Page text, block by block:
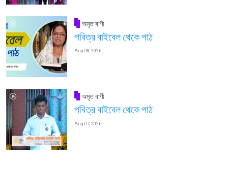
অমৃত বাণী
পবিত্র বাইবেল থেকে পাঠ
Aug 08, 2026
অমৃত বাণী
পবিত্র বাইবেল থেকে পাঠ
Aug 07, 2026